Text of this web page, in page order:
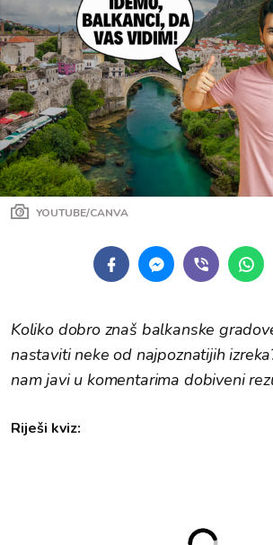
YOUTUBE/CANVA
Koliko dobro znaš balkanske
nastaviti neke od najpoznatijih
nam javi u komentarima dobiveni
Riješi kviz: